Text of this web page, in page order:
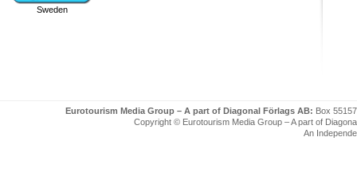
Sweden
Eurotourism Media Group – A part of Diagonal Förlags AB: Box
Copyright © Eurotourism Media Group – A part of
An